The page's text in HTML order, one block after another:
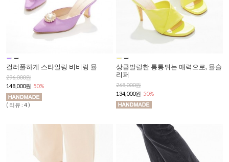
컬러풀하게 스타일링 비비링 뮬
296,000원
148,000원 50%
( 리뷰 : 4 )
상큼발랄한 통통튀는 매력으로, 뮬슬
리퍼
268,000원
134,000원 50%